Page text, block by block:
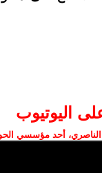
اليوتيوب
أحد مؤسسي